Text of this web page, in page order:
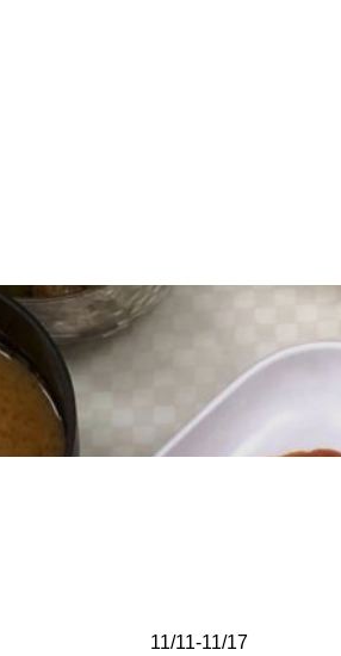
11/11-11/17